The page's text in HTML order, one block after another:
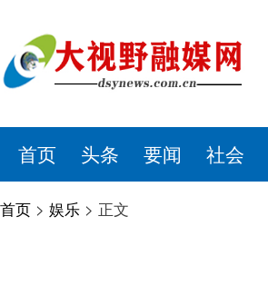
首页 头条 要闻 社会
首页 > 娱乐 > 正文